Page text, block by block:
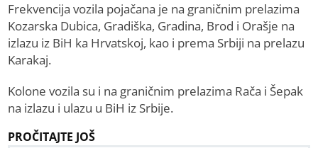
Frekvencija vozila pojačana je na graničnim prelazima
Kozarska Dubica, Gradiška, Gradina, Brod i Orašje na
izlazu iz BiH ka Hrvatskoj, kao i prema Srbiji na prelazu
Karakaj.
Kolone vozila su i na graničnim prelazima Rača i Šepak
na izlazu i ulazu u BiH iz Srbije.
PROČITAJTE JOŠ